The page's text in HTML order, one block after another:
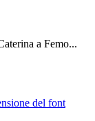
a Femo...
del font